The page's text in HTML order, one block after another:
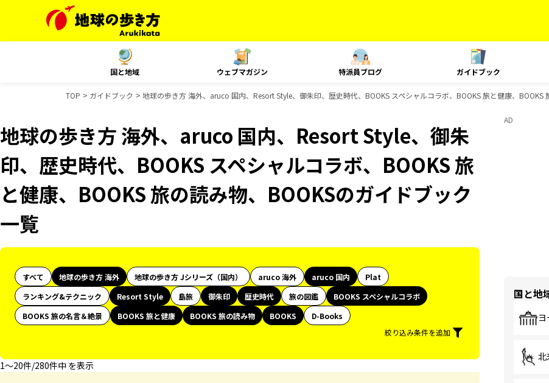
国と地域 ウェブマガジン 特派員ブログ ガイドブック
TOP ガイドブック 地球の歩き方 海外、aruco 国内、Resort Style、御朱印、歴史時代、BOOKS スペシャルコラボ、BOOKS 旅と健康、BOOKS
地球の歩き方 海外、aruco 国内、Resort Style、御朱
印、歴史時代、BOOKS スペシャルコラボ、BOOKS 旅
と健康、BOOKS 旅の読み物、BOOKSのガイドブック
一覧
すべて 地球の歩き方 海外 地球の歩き方 Jシリーズ（国内） aruco 海外 aruco 国内
Plat
ランキング&テクニック
Resort Style 島旅 御朱印 歴史時代 旅の図鑑
BOOKS スペシャルコラボ
BOOKS 旅の名言＆絶景
BOOKS 旅と健康 BOOKS 旅の読み物 BOOKS
D-Books
絞り込み条件を追加
1〜20件/280件中 を表示
AD
国と地
北